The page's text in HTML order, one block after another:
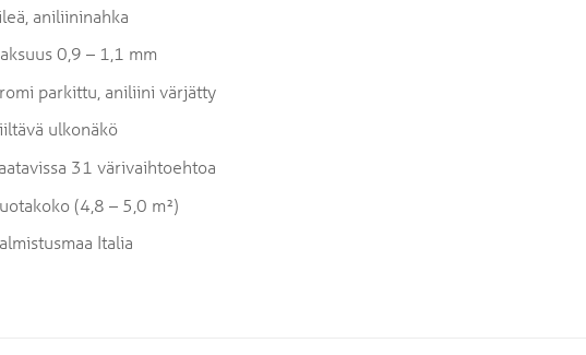
aniliininahka
0,9 – 1,1 mm
parkittu, aniliini värjätty
ulkonäkö
31 värivaihtoehtoa
(4,8 – 5,0 m²)
Italia